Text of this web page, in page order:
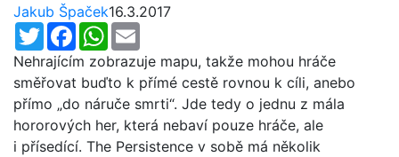
Jakub Špaček16.3.2017
TwitterFacebookWhatsApp
Nehrajícím zobrazuje mapu, takže mohou hráče
směřovat buďto k přímé cestě rovnou k cíli, anebo
přímo „do náruče smrti“. Jde tedy o jednu z mála
hororových her, která nebaví pouze hráče, ale
i přísedící. The Persistence v sobě má několik